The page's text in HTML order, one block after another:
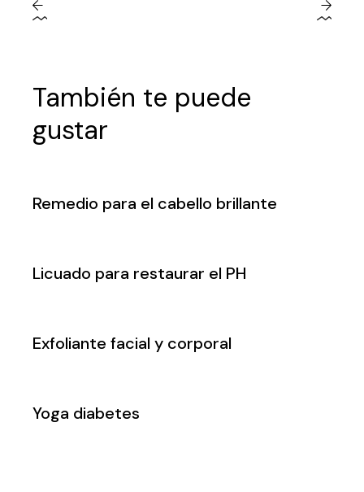
También te puede
gustar
Remedio para el cabello brillante
Licuado para restaurar el PH
Exfoliante facial y corporal
Yoga diabetes